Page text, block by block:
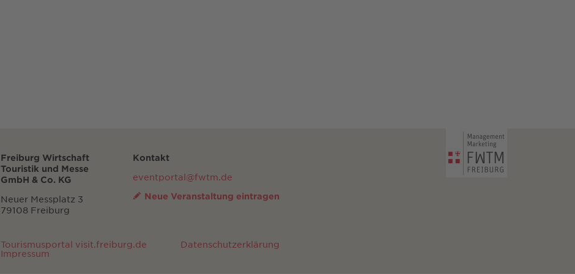
Freiburg Wirtschaft
Touristik und Messe
GmbH & Co. KG
Neuer Messplatz 3
79108 Freiburg
Kontakt
eventportal@fwtm.de
Neue Veranstaltung eintragen
Tourismusportal visit.freiburg.de
Datenschutzerklärung
Impressum